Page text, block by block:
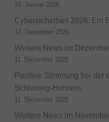
16. Januar 2026
Cybersicherheit 2026: Ein
17. Dezember 2025
Weitere News im
11. Dezember 2025
Positive Stimmung bei der
Schleswig-Holstein
11. Dezember 2025
Weitere News im